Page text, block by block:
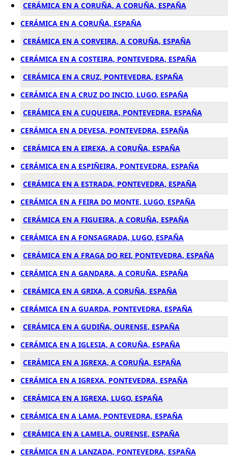
CERÁMICA EN A CORUÑA, A CORUÑA, ESPAÑA
CERÁMICA EN A CORUÑA, ESPAÑA
CERÁMICA EN A CORVEIRA, A CORUÑA, ESPAÑA
CERÁMICA EN A COSTEIRA, PONTEVEDRA, ESPAÑA
CERÁMICA EN A CRUZ, PONTEVEDRA, ESPAÑA
CERÁMICA EN A CRUZ DO INCIO, LUGO, ESPAÑA
CERÁMICA EN A CUQUEIRA, PONTEVEDRA, ESPAÑA
CERÁMICA EN A DEVESA, PONTEVEDRA, ESPAÑA
CERÁMICA EN A EIREXA, A CORUÑA, ESPAÑA
CERÁMICA EN A ESPIÑEIRA, PONTEVEDRA, ESPAÑA
CERÁMICA EN A ESTRADA, PONTEVEDRA, ESPAÑA
CERÁMICA EN A FEIRA DO MONTE, LUGO, ESPAÑA
CERÁMICA EN A FIGUEIRA, A CORUÑA, ESPAÑA
CERÁMICA EN A FONSAGRADA, LUGO, ESPAÑA
CERÁMICA EN A FRAGA DO REI, PONTEVEDRA, ESPAÑA
CERÁMICA EN A GANDARA, A CORUÑA, ESPAÑA
CERÁMICA EN A GRIXA, A CORUÑA, ESPAÑA
CERÁMICA EN A GUARDA, PONTEVEDRA, ESPAÑA
CERÁMICA EN A GUDIÑA, OURENSE, ESPAÑA
CERÁMICA EN A IGLESIA, A CORUÑA, ESPAÑA
CERÁMICA EN A IGREXA, A CORUÑA, ESPAÑA
CERÁMICA EN A IGREXA, PONTEVEDRA, ESPAÑA
CERÁMICA EN A IGREXA, LUGO, ESPAÑA
CERÁMICA EN A LAMA, PONTEVEDRA, ESPAÑA
CERÁMICA EN A LAMELA, OURENSE, ESPAÑA
CERÁMICA EN A LANZADA, PONTEVEDRA, ESPAÑA